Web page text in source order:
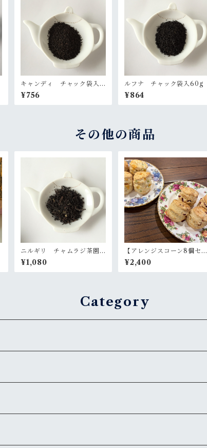
キャンディ チャック袋入6
0g
¥756
ルフナ チャック袋入60g
¥864
その他の商品
ニルギリ チャムラジ茶園2
025 チャック袋入50g
¥1,080
【アレンジスコーン8個セッ
ト】枝豆チェダーチーズ＆
クランベリーホワイトチョ
コ
¥2,400
Category